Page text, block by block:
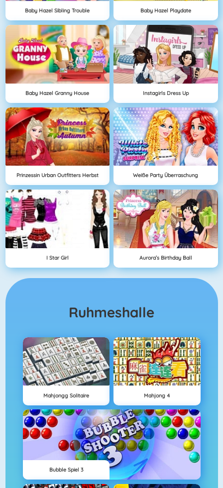
Baby Hazel Sibling Trouble Baby Hazel Playdate
Baby Hazel Granny House Instagirls Dress Up
Prinzessin Urban Outfitters Herbst Weiße Party Überraschung
I Star Girl Aurora’s Birthday Ball
Ruhmeshalle
Mahjongg Solitaire Mahjong 4
Bubble Spiel 3